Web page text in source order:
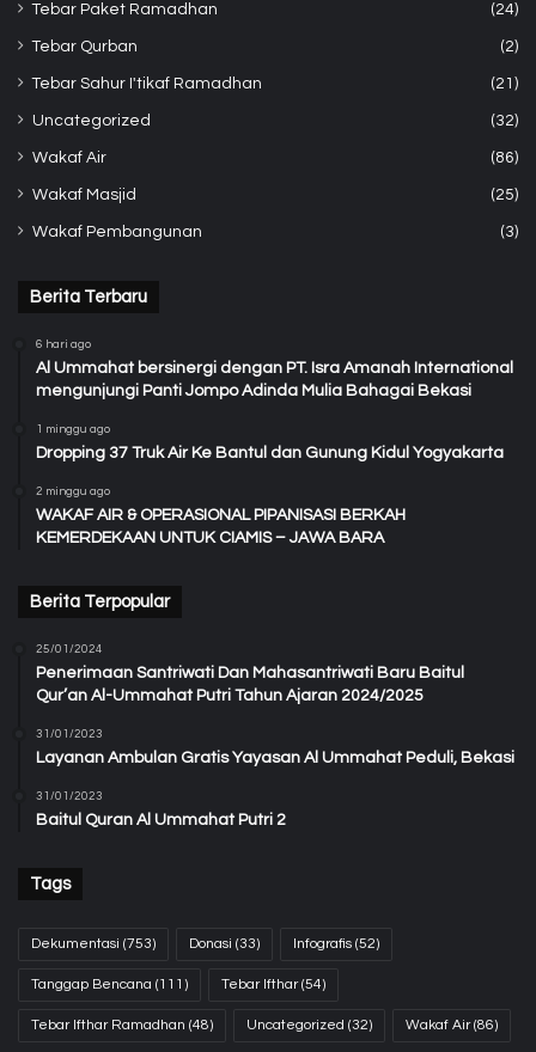
Tebar Paket Ramadhan (24)
Tebar Qurban (2)
Tebar Sahur I'tikaf Ramadhan (21)
Uncategorized (32)
Wakaf Air (86)
Wakaf Masjid (25)
Wakaf Pembangunan (3)
Berita Terbaru
6 hari ago
Al Ummahat bersinergi dengan PT. Isra Amanah International
mengunjungi Panti Jompo Adinda Mulia Bahagai Bekasi
1 minggu ago
Dropping 37 Truk Air Ke Bantul dan Gunung Kidul Yogyakarta
2 minggu ago
WAKAF AIR & OPERASIONAL PIPANISASI BERKAH
KEMERDEKAAN UNTUK CIAMIS – JAWA BARA
Berita Terpopular
25/01/2024
Penerimaan Santriwati Dan Mahasantriwati Baru Baitul
Qur’an Al-Ummahat Putri Tahun Ajaran 2024/2025
31/01/2023
Layanan Ambulan Gratis Yayasan Al Ummahat Peduli, Bekasi
31/01/2023
Baitul Quran Al Ummahat Putri 2
Tags
Dekumentasi (753) Donasi (33) Infografis (52)
Tanggap Bencana (111) Tebar Ifthar(54)
Tebar Ifthar Ramadhan (48) Uncategorized (32) Wakaf Air(86)